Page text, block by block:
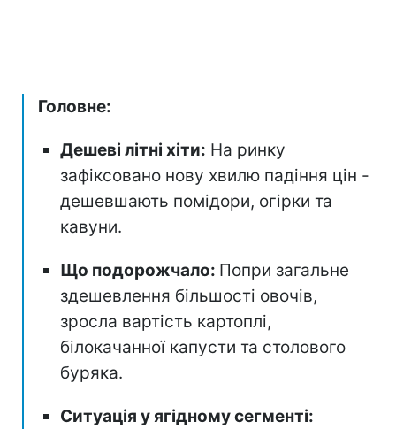
Головне:
Дешеві літні хіти: На ринку
зафіксовано нову хвилю падіння цін -
дешевшають помідори, огірки та
кавуни.
Що подорожчало: Попри загальне
здешевлення більшості овочів,
зросла вартість картоплі,
білокачанної капусти та столового
буряка.
Ситуація у ягідному сегменті: